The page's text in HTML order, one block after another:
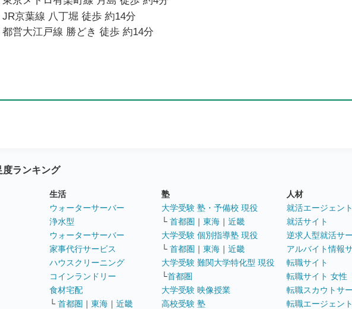
JR京葉線 八丁堀 徒歩 約14分
都営大江戸線 勝どき 徒歩 約14分
度ランキング
生活
ウォーターサーバー
浄水型
ウォーターサーバー
家事代行サービス
ハウスクリーニング
コインランドリー
食材宅配
└ 首都圏 ｜ 東海 ｜ 近畿
塾
大学受験 塾・予備校 現役
└ 首都圏 ｜ 東海 ｜ 近畿
大学受験 個別指導塾 現役
└ 首都圏 ｜ 東海 ｜ 近畿
大学受験 難関大学特化型 現役
└首都圏
大学受験 映像授業
高校受験 塾
人材
就活エージェン
就活サイト
逆求人型就活サ
アルバイト情報
転職サイト
転職サイト 女性
転職スカウトサ
転職エージェン